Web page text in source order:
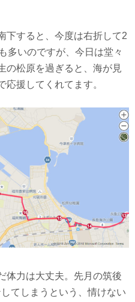
下すると、今度は右折して2
多いのですが、今日は堂々
の松原を過ぎると、海が見
応援してくれてます。
体力は大丈夫。先月の筑後
てしまうという、情けない